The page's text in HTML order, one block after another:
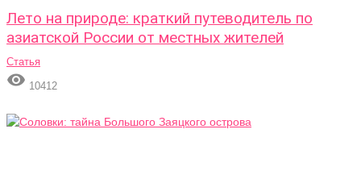
Лето на природе: краткий путеводитель по
азиатской России от местных жителей
Статья
 10412